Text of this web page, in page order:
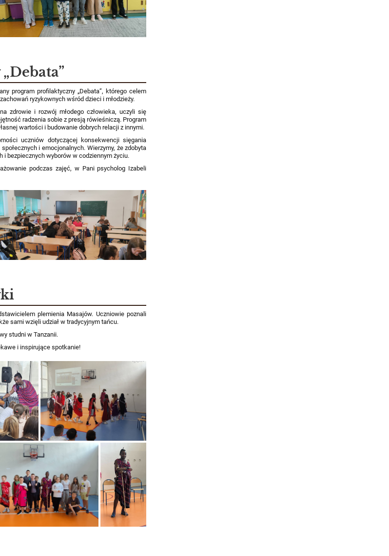
program profilaktyczny „Debata”, którego celem
ryzykownych wśród dzieci i młodzieży.
zdrowie i rozwój młodego człowieka, uczyli się
radzenia sobie z presją rówieśniczą. Program
wartości i budowanie dobrych relacji z innymi.
uczniów dotyczącej konsekwencji sięgania
i emocjonalnych. Wierzymy, że zdobyta
bezpiecznych wyborów w codziennym życiu.
podczas zajęć, w Pani psycholog Izabeli
plemienia Masajów. Uczniowie poznali
sami wzięli udział w tradycyjnym tańcu.
studni w Tanzanii.
i inspirujące spotkanie!